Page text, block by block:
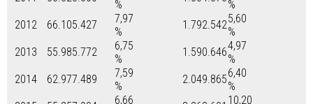
%
%
2012
66.105.427
7,97
%
1.792.5425,60
%
2013
55.985.772
6,75
%
1.590.6464,97
%
2014
62.977.489
7,59
%
2.049.8656,40
%
6,66
10,20